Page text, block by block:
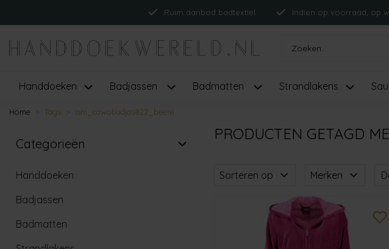
Ruim aanbod badtextiel Indien op voorraad, op
Handdoeken Badjassen Badmatten Strandlakens
Home Tags ism_cawobadjas822_beere
Categorieën
Handdoeken
Badjassen
Badmatten
PRODUCTEN GETAGD
Sorteren op Merken